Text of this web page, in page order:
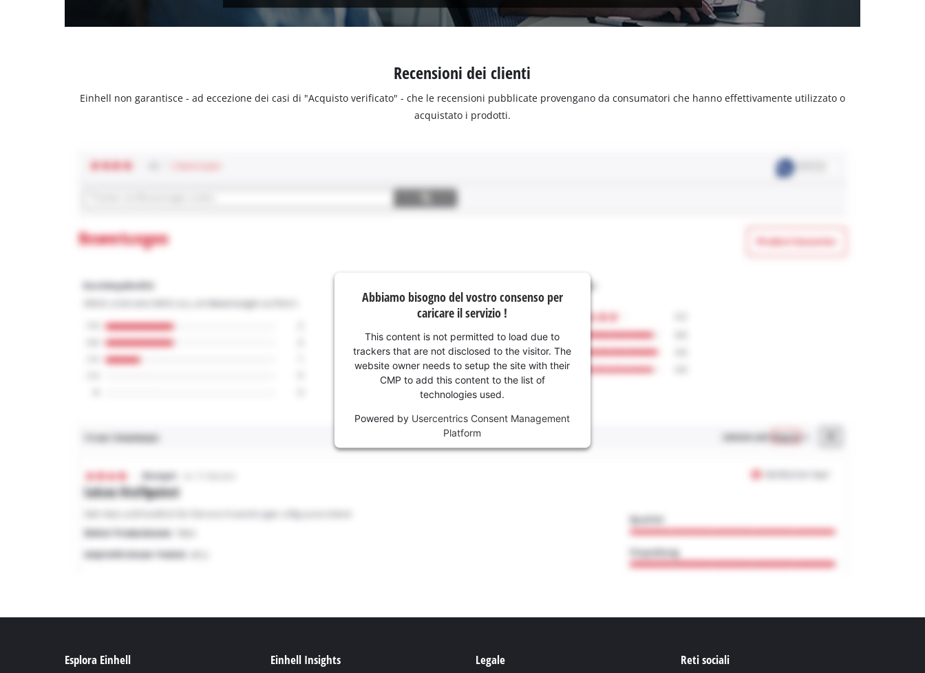
Recensioni dei clienti
Einhell non garantisce - ad eccezione dei casi di "Acquisto verificato" - che le recensioni pubblicate provengano da consumatori che hanno effettivamente utilizzato o
acquistato i prodotti.
Abbiamo bisogno del vostro consenso per
caricare il servizio !
This content is not permitted to load due to
trackers that are not disclosed to the visitor. The
website owner needs to setup the site with their
CMP to add this content to the list of
technologies used.
Powered by Usercentrics Consent Management
Platform
Esplora Einhell Einhell Insights Legale Reti sociali